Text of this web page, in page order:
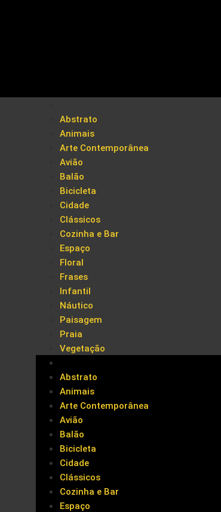
Abstrato
Animais
Arte Contemporânea
Avião
Balão
Bicicleta
Cidade
Clássicos
Cozinha e Bar
Espaço
Floral
Frases
Infantil
Náutico
Paisagem
Praia
Vegetação
Abstrato
Animais
Arte Contemporânea
Avião
Balão
Bicicleta
Cidade
Clássicos
Cozinha e Bar
Espaço